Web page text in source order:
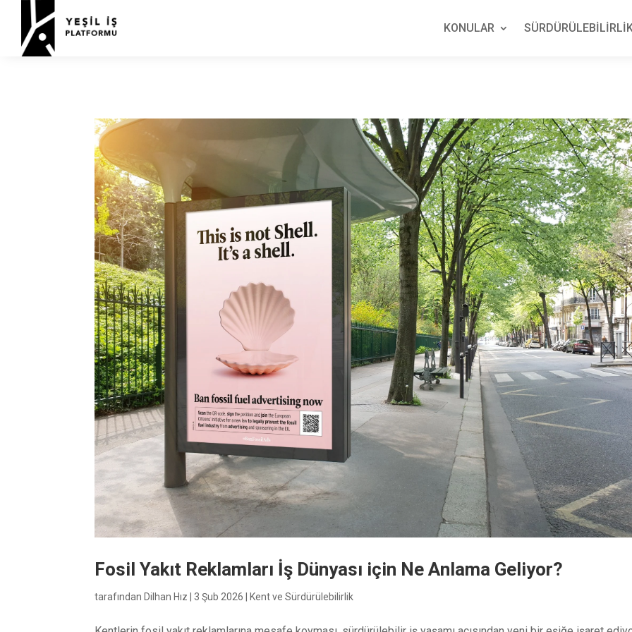
KONULAR
Fosil Yakıt Reklamları İş Dünyası için Ne Anlama Geliyor?
tarafından Dilhan Hız 3 Şub 2026 Kent ve Sürdürülebilirlik